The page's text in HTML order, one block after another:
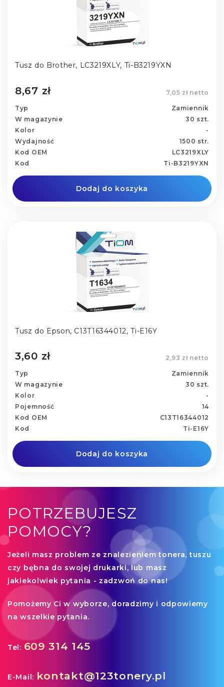
Tusz do Brother, LC3219XLY, Ti-B3219YXN
8,67 zł 7,05 zł netto
Typ
Zamiennik
W magazynie
30 szt.
Kolor
-
Wydajność
1500 str.
Kod OEM
LC3219XLY
Kod
Ti-B3219YXN
Dodaj do koszyka
Tusz do Epson, C13T16344012, Ti-E16Y
3,60 zł 2,93 zł netto
Typ
Zamiennik
W magazynie
30 szt.
Kolor
-
Pojemność
14
Kod OEM
C13T16344012
Kod
Ti-E16Y
Dodaj do koszyka
POTRZEBUJESZ
POMOCY?
Jeżeli masz problem ze znalezieniem tonera, tuszu
czy bębna do swojej drukarki, lub masz
jakiekolwiek pytania - zadzwoń do nas!
Pomożemy Ci w wyborze, doradzimy i odpowiemy
na wszelkie pytania.
Tel: 609 314 145
E-Mail: kontakt@123tonery.pl